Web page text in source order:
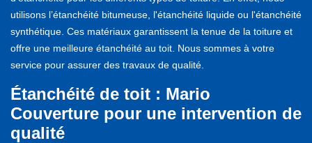
utilisons l’étanchéité bitumeuse, l'étanchéité liquide ou l'étanchéité
synthétique. Ces matériaux garantissent la tenue de la toiture et
offre une meilleure étanchéité au toit. Nous sommes à votre
service pour assurer des travaux de qualité.
Étanchéité de toit : Mario
Couverture pour une intervention de
qualité